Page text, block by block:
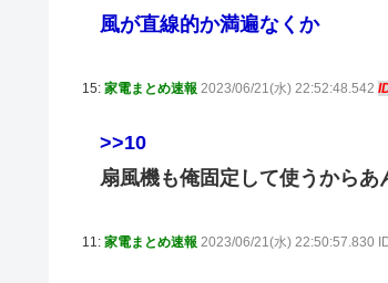
風が直線的か満遍なくか
15: 家電まとめ速報 2023/06/21(水) 22:52:48.542
>>10
扇風機も俺固定して使うからあ
11: 家電まとめ速報 2023/06/21(水) 22:50:57.830